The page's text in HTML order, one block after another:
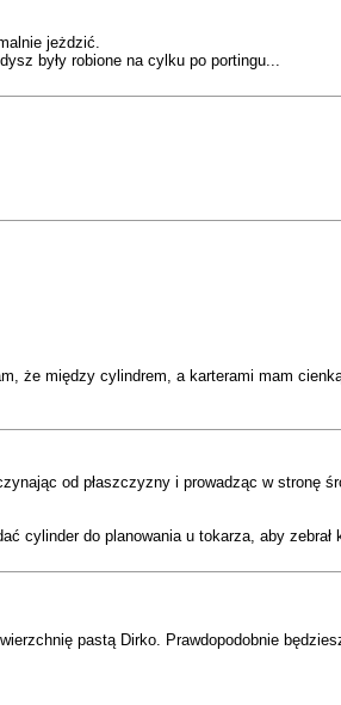
jeżdzić.
były robione na cylku po portingu...
że między cylindrem, a karterami mam
od płaszczyzny i prowadząc w stronę
do planowania u tokarza, aby
pastą Dirko. Prawdopodobnie